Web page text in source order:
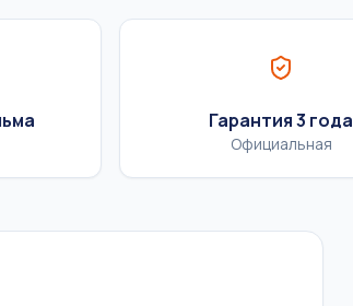
Гарантия 3 года
Официальная